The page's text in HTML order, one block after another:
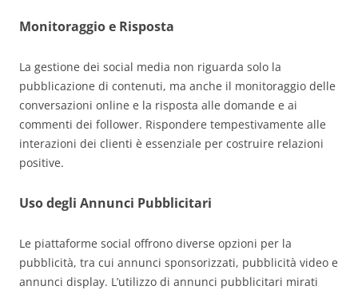
Monitoraggio e Risposta
La gestione dei social media non riguarda solo la
pubblicazione di contenuti, ma anche il monitoraggio delle
conversazioni online e la risposta alle domande e ai
commenti dei follower. Rispondere tempestivamente alle
interazioni dei clienti è essenziale per costruire relazioni
positive.
Uso degli Annunci Pubblicitari
Le piattaforme social offrono diverse opzioni per la
pubblicità, tra cui annunci sponsorizzati, pubblicità video e
annunci display. L’utilizzo di annunci pubblicitari mirati